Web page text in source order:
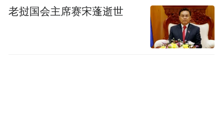
老挝国会主席赛宋蓬逝世